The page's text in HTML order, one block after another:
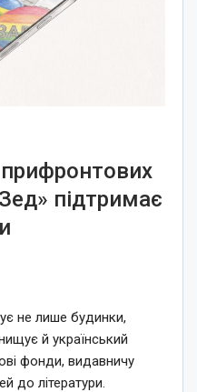
прифронтових
підтримає
не лише будинки,
й український
фонди, видавничу
до літератури.